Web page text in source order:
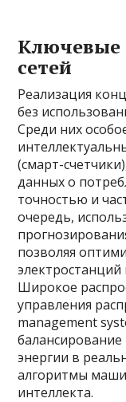
Ключевые
сетей
Реализация
без
Среди них
(смарт-
данных о
точностью и
очередь,
позволяя
электростанций
Широкое
управления
management
энергии в
алгоритмы
интеллекта.